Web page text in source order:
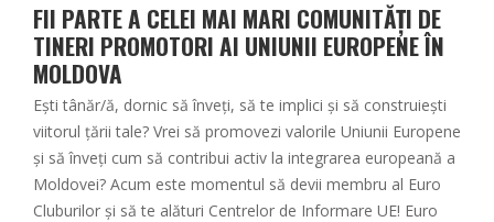
FII PARTE A CELEI MAI MARI COMUNITĂȚI DE
TINERI PROMOTORI AI UNIUNII EUROPENE ÎN
MOLDOVA
Ești tânăr/ă, dornic să înveți, să te implici și să construiești
viitorul țării tale? Vrei să promovezi valorile Uniunii Europene
și să înveți cum să contribui activ la integrarea europeană a
Moldovei? Acum este momentul să devii membru al Euro
Cluburilor și să te alături Centrelor de Informare UE! Euro